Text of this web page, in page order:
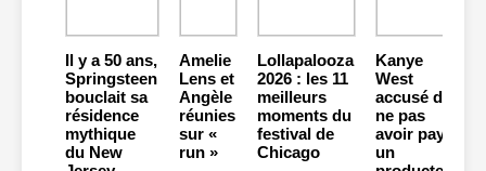
Il y a 50 ans,
Springsteen
bouclait sa
résidence
mythique
du New
Amelie
Lens et
Angèle
réunies
sur «
run »
Lollapalooza
2026 : les 11
meilleurs
moments du
festival de
Chicago
Kanye
West
accusé de
ne pas
avoir payé
un